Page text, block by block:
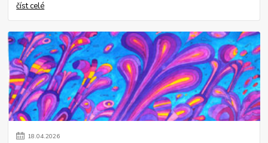
číst celé
18.04.2026